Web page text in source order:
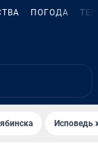
ПОГОДА
Исповедь